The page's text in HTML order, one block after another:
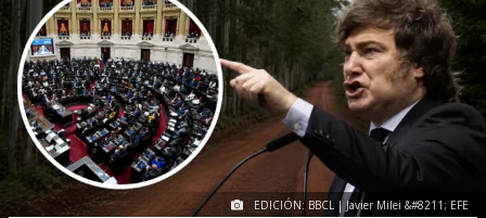
EDICIÓN: BBCL | Javier Milei &#8211; EFE